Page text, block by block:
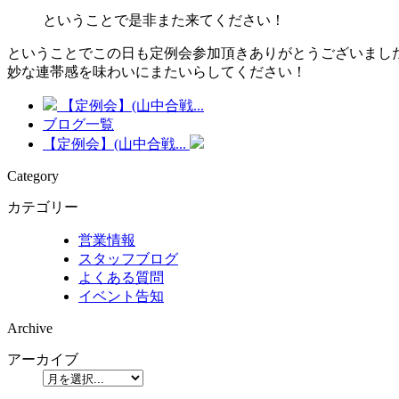
ということで是非また来てください！
ということでこの日も定例会参加頂きありがとうございまし
妙な連帯感を味わいにまたいらしてください！
【定例会】(山中合戦...
ブログ一覧
【定例会】(山中合戦...
Category
カテゴリー
営業情報
スタッフブログ
よくある質問
イベント告知
Archive
アーカイブ